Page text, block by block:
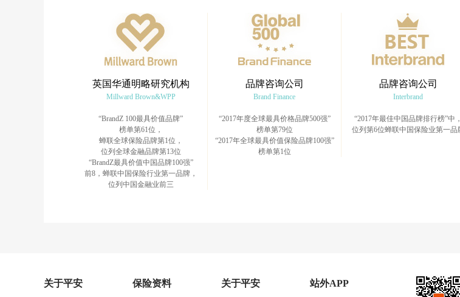
英国华通明略研究机构
Millward Brown&WPP
“BrandZ 100最具价值品牌”
榜单第61位，
蝉联全球保险品牌第1位，
位列全球金融品牌第13位
“BrandZ最具价值中国品牌100强”
前8，蝉联中国保险行业第一品牌，
位列中国金融业前三
品牌咨询公司
Brand Finance
“2017年度全球最具价格品牌500强”
榜单第79位
“2017年全球最具价值保险品牌100强”
榜单第1位
品牌咨询公司
Interbrand
“2017年最佳中国品牌排行榜”中，
位列第6位蝉联中国保险业第一品
关于平安 保险资料 关于平安 站外APP